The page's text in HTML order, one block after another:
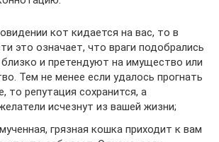
кот кидается на вас, то в
это означает, что враги подобрались
и претендуют на имущество или
Тем не менее если удалось прогнать
то репутация сохранится, а
исчезнут из вашей жизни;
грязная кошка приходит к вам